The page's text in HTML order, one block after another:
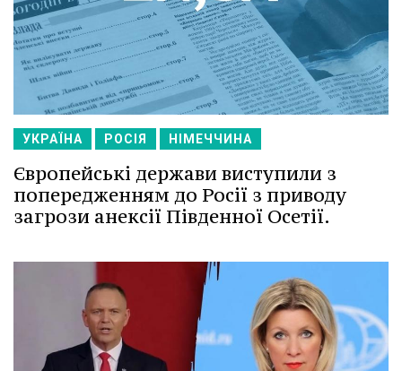
УКРАЇНА РОСІЯ НІМЕЧЧИНА
Європейські держави виступили з
попередженням до Росії з приводу
загрози анексії Південної Осетії.